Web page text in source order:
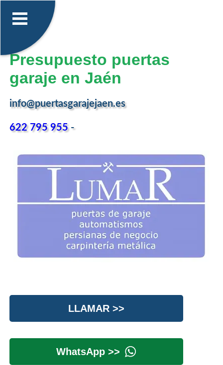
Presupuesto puertas
garaje en Jaén
info@puertasgarajejaen.es
622 795 955-
LLAMAR >>
WhatsApp >>